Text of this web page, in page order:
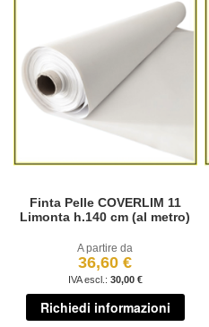
Finta Pelle COVERLIM 11
Limonta h.140 cm (al metro)
A partire da
36,60 €
30,00 €
Richiedi informazioni